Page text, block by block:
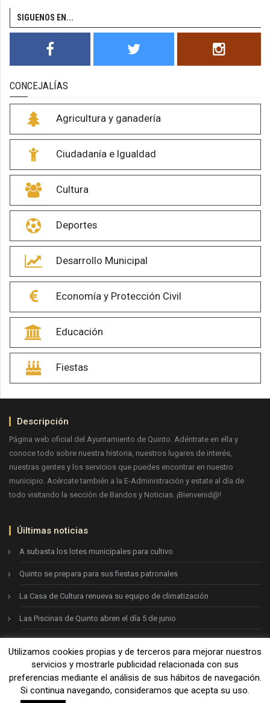
SIGUENOS EN...
CONCEJALÍAS
Agricultura y ganadería
Ciudadanía e Igualdad
Cultura
Deportes
Desarrollo Municipal
Economía y Protección Civil
Educación
Fiestas
Descripción
Página web oficial del Ayuntamiento de Quinto. Adéntrate en ella y
conoce todo sobre nuestra historia, nuestros lugares de interés,
nuestras gentes y los servicios que puedes encontrar en nuestro
municipio. Acércate también a la E-Administración y estate al día de
todo visitando la sección de Bandos y Noticias. ¡Bienvenid@!
Úiltimas noticias
A subasta los lotes municipales para cultivo
Quinto se prepara para sus fiestas patronales
La Casa de Cultura renueva su equipo de climatización
Las Piscinas de Quinto abren el día 5 de junio
Ayto. de Quinto © 2026
Aviso legal-Política de privacidad-Política de cookies
Utilizamos cookies propias y de terceros para mejorar nuestros
servicios y mostrarle publicidad relacionada con sus
preferencias mediante el análisis de sus hábitos de navegación.
Si continua navegando, consideramos que acepta su uso.